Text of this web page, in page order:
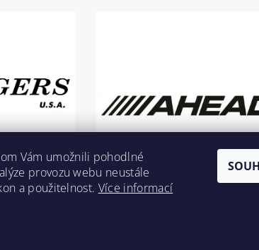
Vám umožnili pohodlné
provozu webu neustále
a použitelnost. Více informací